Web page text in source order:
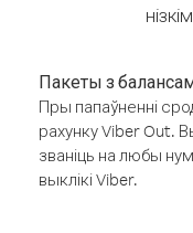
Пакеты з
Пры папаўненні
рахунку Viber Out.
званіць на любы
выклікі Viber.